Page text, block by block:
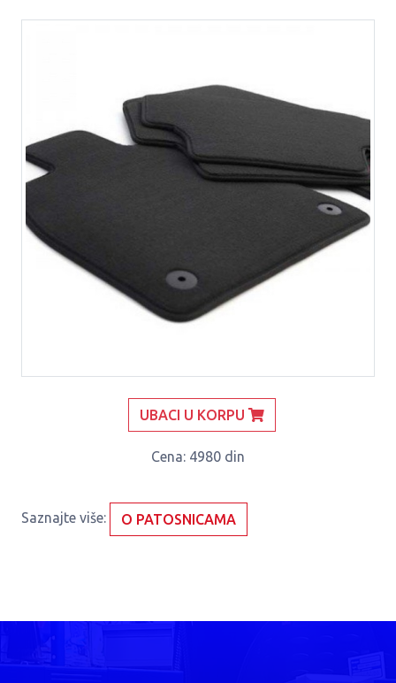
UBACI U KORPU
Cena: 4980 din
Saznajte više: O PATOSNICAMA